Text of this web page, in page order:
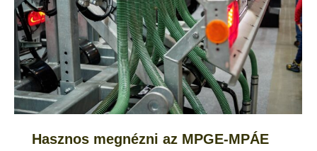
Hasznos megnézni az MPGE-MPÁE